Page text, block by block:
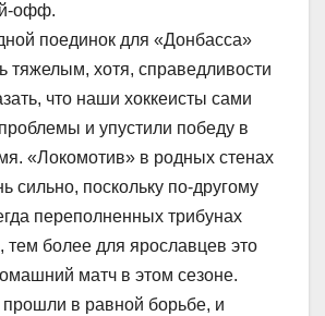
офф.
поединок для «Донбасса»
тяжелым, хотя, справедливости
что наши хоккеисты сами
и упустили победу в
«Локомотив» в родных стенах
сильно, поскольку по-другому
переполненных трибунах
тем более для ярославцев это
матч в этом сезоне.
в равной борьбе, и